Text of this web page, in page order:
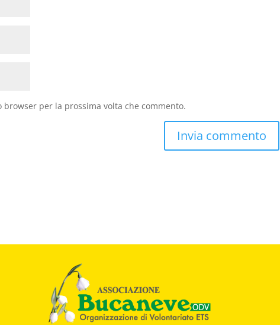
per la prossima volta che commento.